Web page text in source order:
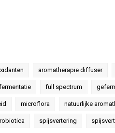
aromatherapie diffuser
full spectrum
microflora natuurlijke
spijsvertering